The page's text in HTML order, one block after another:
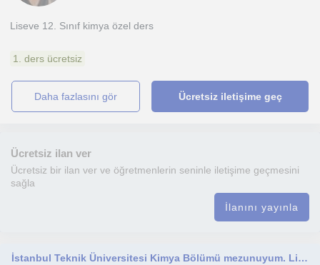
Liseve 12. Sınıf kimya özel ders
1. ders ücretsiz
daha fazlasını gör Ücretsiz iletişime geç
Ücretsiz ilan ver
Ücretsiz bir ilan ver ve öğretmenlerin seninle iletişime geçmesini
sağla
İlanını yayınla
İstanbul Teknik Üniversitesi Kimya Bölümü mezunuyum. Lise öğrencilerine kimya dersi vermek istiyorum.